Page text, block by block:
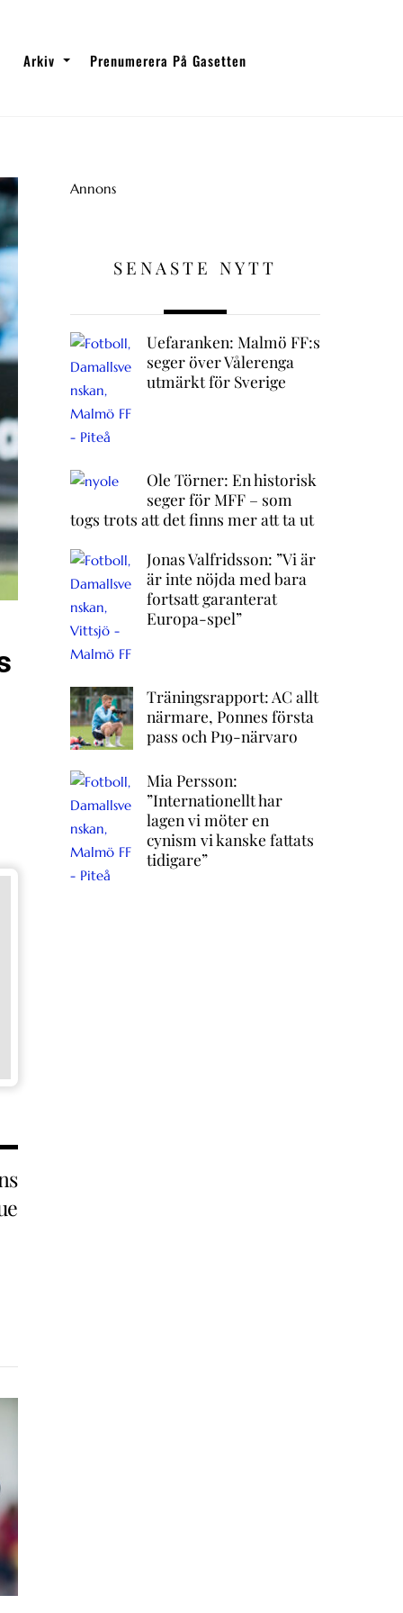
Arkiv Prenumerera På Gasetten
Annons
SENASTE NYTT
Uefaranken: Malmö FF:s
seger över Vålerenga
utmärkt för Sverige
Ole Törner: En historisk
seger för MFF – som
togs trots att det finns mer att ta ut
Jonas Valfridsson: ”Vi är
är inte nöjda med bara
fortsatt garanterat
Europa-spel”
Träningsrapport: AC allt
närmare, Ponnes första
pass och P19-närvaro
Mia Persson:
”Internationellt har
lagen vi möter en
cynism vi kanske fattats
tidigare”